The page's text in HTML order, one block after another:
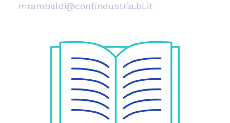
mrambaldi@confindustria.bl.it